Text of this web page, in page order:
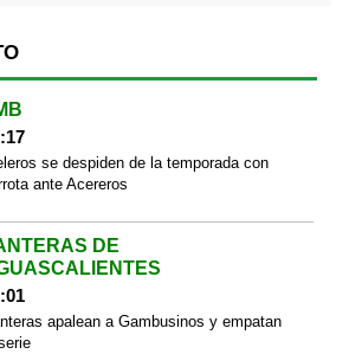
se despiden de la temporada con
ante Acereros
DE
apalean a Gambusinos y empatan